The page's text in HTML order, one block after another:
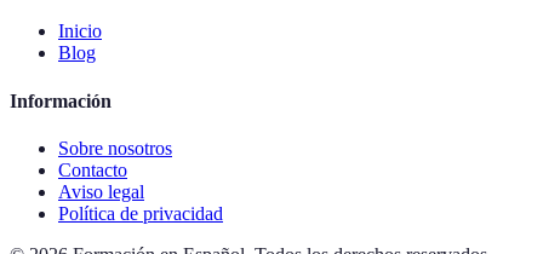
Inicio
Blog
Información
Sobre nosotros
Contacto
Aviso legal
Política de privacidad